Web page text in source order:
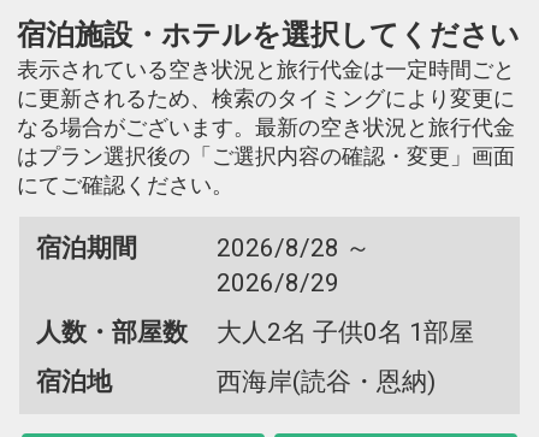
宿泊施設・ホテルを選択してください
表示されている空き状況と旅行代金は一定時間ごと
に更新されるため、検索のタイミングにより変更に
なる場合がございます。最新の空き状況と旅行代金
はプラン選択後の「ご選択内容の確認・変更」画面
にてご確認ください。
宿泊期間
2026/8/28 ～
2026/8/29
人数・部屋数
大人2名 子供0名 1部屋
宿泊地
西海岸(読谷・恩納)